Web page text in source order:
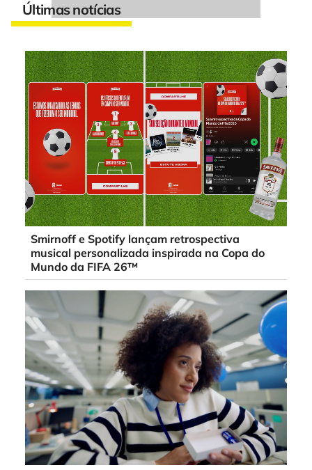
Últimas notícias
Smirnoff e Spotify lançam retrospectiva
musical personalizada inspirada na Copa do
Mundo da FIFA 26™